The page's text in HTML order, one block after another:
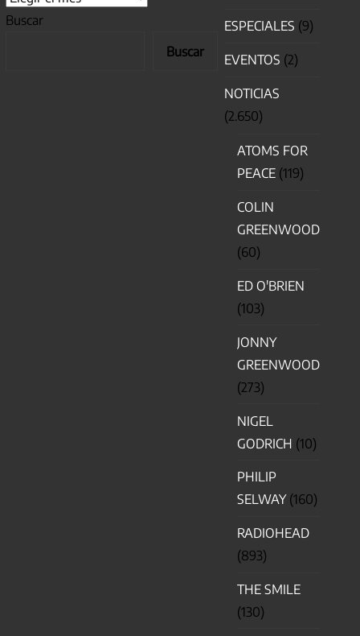
Buscar
Buscar
ESPECIALES (9)
EVENTOS (2)
NOTICIAS
(2.650)
ATOMS FOR
PEACE (119)
COLIN
GREENWOOD
(60)
ED O'BRIEN
(103)
JONNY
GREENWOOD
(273)
NIGEL
GODRICH (10)
PHILIP
SELWAY(160)
RADIOHEAD
(893)
THE SMILE
(130)